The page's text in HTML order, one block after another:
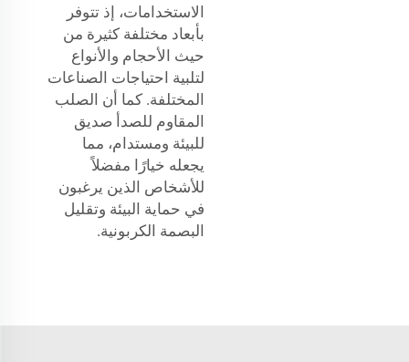
الاستخدامات، إذ تتوفر
بأبعاد مختلفة كثيرة من
حيث الأحجام والأنواع
لتلبية احتياجات الصناعات
المختلفة. كما أن الصلب
المقاوم للصدأ صديق
للبيئة ومستدام، مما
يجعله خيارًا مفضلاً
للأشخاص الذين يرغبون
في حماية البيئة وتقليل
البصمة الكربونية.